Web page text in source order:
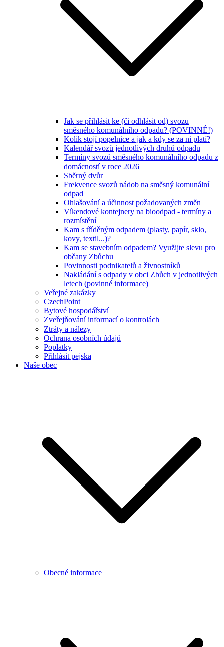
Jak se přihlásit ke (či odhlásit od) svozu
směsného komunálního odpadu? (POVINNÉ!)
Kolik stojí popelnice a jak a kdy se za ni platí?
Kalendář svozů jednotlivých druhů odpadu
Termíny svozů směsného komunálního odpadu z
domácností v roce 2026
Sběrný dvůr
Frekvence svozů nádob na směsný komunální
odpad
Ohlašování a účinnost požadovaných změn
Víkendové kontejnery na bioodpad - termíny a
rozmístění
Kam s tříděným odpadem (plasty, papír, sklo,
kovy, textil...)?
Kam se stavebním odpadem? Využijte slevu pro
občany Zbůchu
Povinnosti podnikatelů a živnostníků
Nakládání s odpady v obci Zbůch v jednotlivých
letech (povinné informace)
Veřejné zakázky
CzechPoint
Bytové hospodářství
Zveřejňování informací o kontrolách
Ztráty a nálezy
Ochrana osobních údajů
Poplatky
Přihlásit pejska
Naše obec
Obecné informace